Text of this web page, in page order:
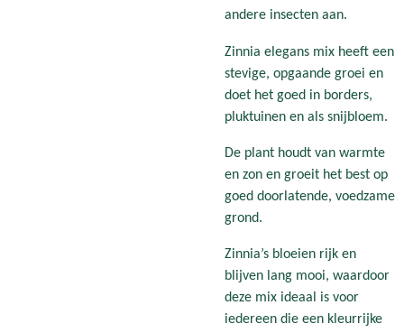
andere insecten aan.
Zinnia elegans mix heeft een
stevige, opgaande groei en
doet het goed in borders,
pluktuinen en als snijbloem.
De plant houdt van warmte
en zon en groeit het best op
goed doorlatende, voedzame
grond.
Zinnia’s bloeien rijk en
blijven lang mooi, waardoor
deze mix ideaal is voor
iedereen die een kleurrijke